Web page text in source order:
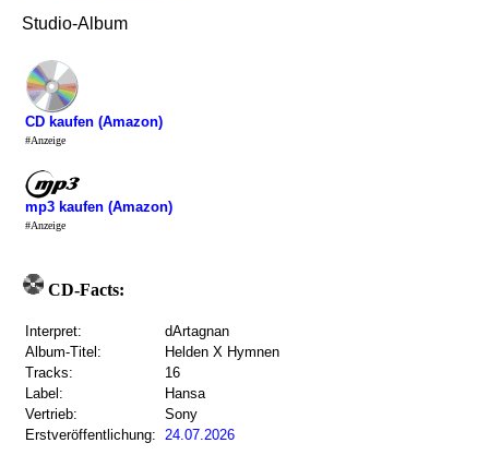
Studio-Album
CD kaufen (Amazon)
#Anzeige
mp3 kaufen (Amazon)
#Anzeige
CD-Facts:
Interpret:
dArtagnan
Album-Titel:
Helden X Hymnen
Tracks:
16
Label:
Hansa
Vertrieb:
Sony
Erstveröffentlichung: 24.07.2026